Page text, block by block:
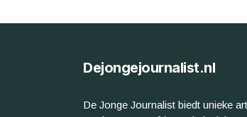
Dejongejournalist.nl
De Jonge Journalist biedt unieke